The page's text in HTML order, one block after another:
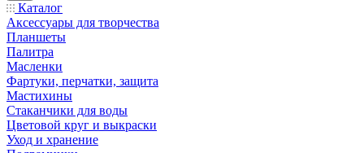
Каталог
Аксессуары для творчества
Планшеты
Палитра
Масленки
Фартуки, перчатки, защита
Мастихины
Стаканчики для воды
Цветовой круг и выкраски
Уход и хранение